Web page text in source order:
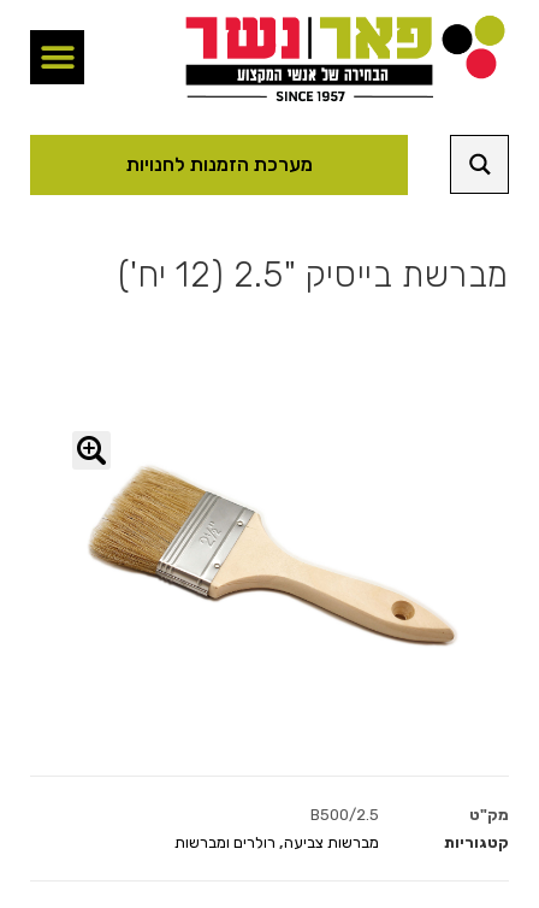
מערכת הזמנות לחנויות
מברשת בייסיק "2.5 (12 יח')
מק"ט
B500/2.5
קטגוריות
מברשות צביעה, רולרים ומברשות